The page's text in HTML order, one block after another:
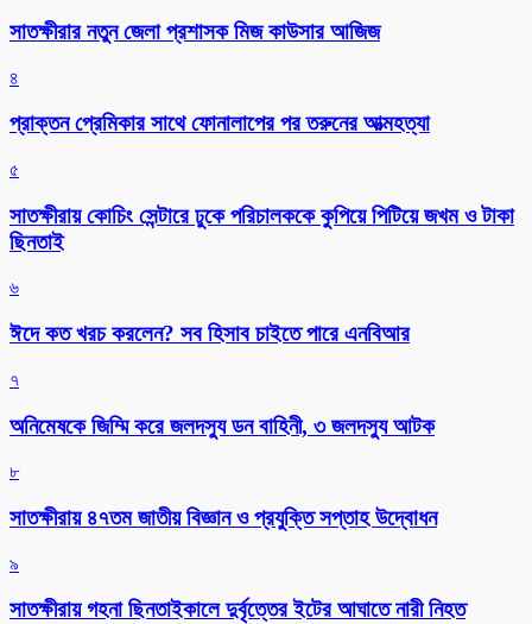
সাতক্ষীরার নতুন জেলা প্রশাসক মিজ কাউসার আজিজ
৪
প্রাক্তন প্রেমিকার সাথে ফোনালাপের পর তরুনের আত্মহত্যা
৫
সাতক্ষীরায় কোচিং সেন্টারে ঢুকে পরিচালককে কুপিয়ে পিটিয়ে জখম ও টাকা
ছিনতাই
৬
ঈদে কত খরচ করলেন? সব হিসাব চাইতে পারে এনবিআর
৭
অনিমেষকে জিম্মি করে জলদস্যু ডন বাহিনী, ৩ জলদস্যু আটক
৮
সাতক্ষীরায় ৪৭তম জাতীয় বিজ্ঞান ও প্রযুক্তি সপ্তাহ উদ্বোধন
৯
সাতক্ষীরায় গহনা ছিনতাইকালে দুর্বৃত্তের ইটের আঘাতে নারী নিহত